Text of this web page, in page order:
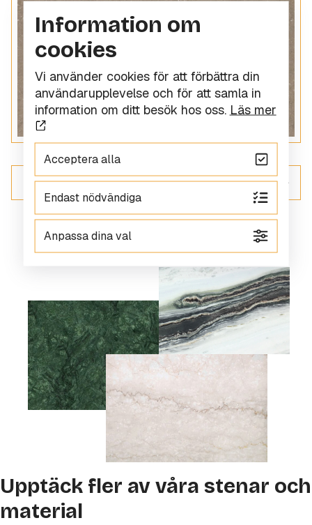
ALLT INOM KOMPOSITSTEN
Upptäck fler av våra stenar och
material
Information om
cookies
Vi använder cookies för att förbättra din
användarupplevelse och för att samla in
information om ditt besök hos oss. Läs mer
Acceptera alla
Endast nödvändiga
Anpassa dina val